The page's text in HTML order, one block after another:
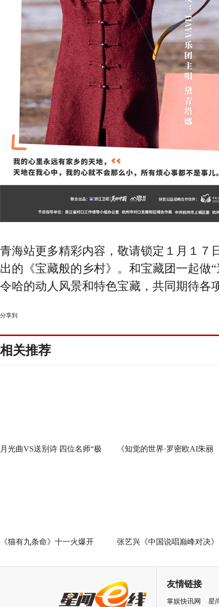
青海站更多精彩内容，敬请锁定１月１７
出的《宝藏般的乡村》。和宝藏团一起做
令哈的动人风景和特色宝藏，共同期待各
分享到
相关推荐
月光曲VS送别诗 四位名师“极 《知觉的世界·罗密欧AI朱丽
《猫有九条命》十一火爆开 张艺兴《中国说唱巅峰对决》
冲上巅峰炸裂舞台友情链接
掌娱快讯网
星